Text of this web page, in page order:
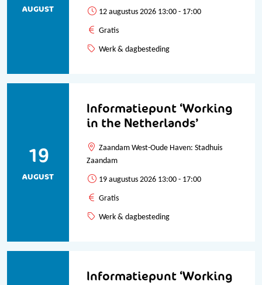
AUGUST 12 augustus 2026 13:00 - 17:00
Gratis
Werk & dagbesteding
Informatiepunt ‘Working
in the Netherlands’
19
AUGUST
Zaandam West-Oude Haven: Stadhuis
Zaandam
19 augustus 2026 13:00 - 17:00
Gratis
Werk & dagbesteding
Informatiepunt ‘Working